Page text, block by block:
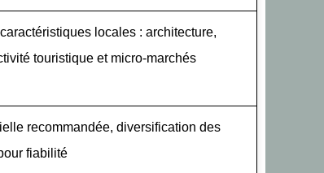
locales : architecture,
touristique et micro-marchés
recommandée, diversification des
fiabilité